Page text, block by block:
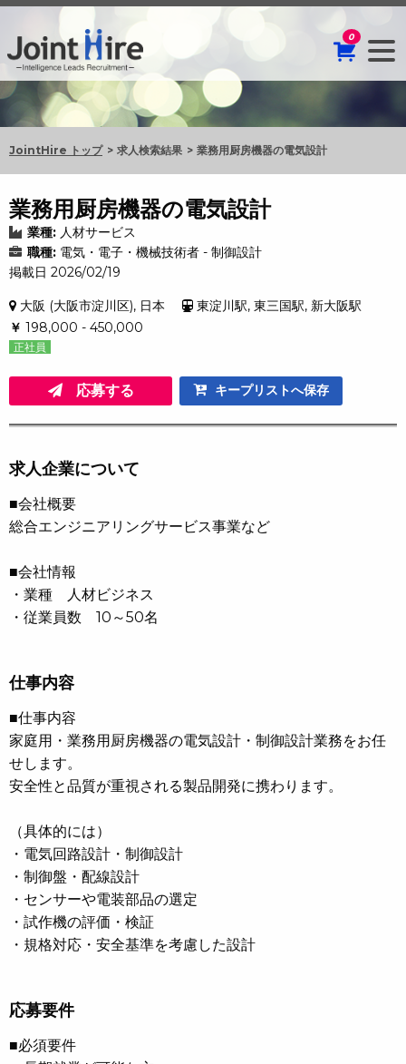
0
JointHire トップ 求人検索結果 業務用厨房機器の電気設計
業務用厨房機器の電気設計
業種: 人材サービス
職種: 電気・電子・機械技術者 - 制御設計
掲載日 2026/02/19
大阪 (大阪市淀川区), 日本
東淀川駅, 東三国駅, 新大阪駅
￥ 198,000 - 450,000
正社員
応募する キープリストへ保存
求人企業について
■会社概要
総合エンジニアリングサービス事業など
■会社情報
・業種 人材ビジネス
・従業員数 10～50名
仕事内容
■仕事内容
家庭用・業務用厨房機器の電気設計・制御設計業務をお任
せします。
安全性と品質が重視される製品開発に携わります。
（具体的には）
・電気回路設計・制御設計
・制御盤・配線設計
・センサーや電装部品の選定
・試作機の評価・検証
・規格対応・安全基準を考慮した設計
応募要件
■必須要件